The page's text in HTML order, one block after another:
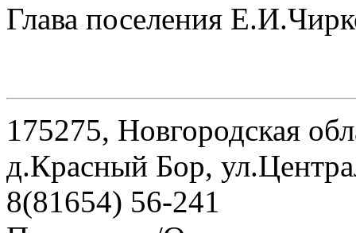
Глава поселения
175275, Новгородская
д.Красный Бор,
8(81654) 56-241